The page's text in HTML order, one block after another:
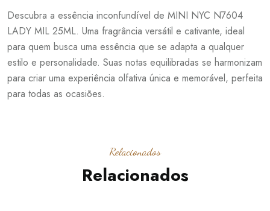
Descubra a essência inconfundível de MINI NYC N7604
LADY MIL 25ML. Uma fragrância versátil e cativante, ideal
para quem busca uma essência que se adapta a qualquer
estilo e personalidade. Suas notas equilibradas se harmonizam
para criar uma experiência olfativa única e memorável, perfeita
para todas as ocasiões.
Relacionados
Relacionados